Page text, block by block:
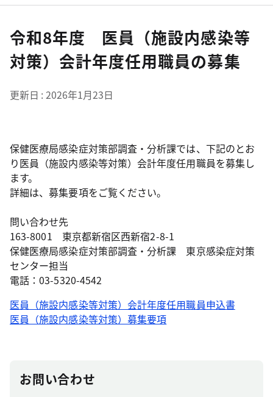
令和8年度 医員（施設内感染等
対策）会計年度任用職員の募集
更新日 2026年1月23日
保健医療局感染症対策部調査・分析課では、下記のとお
り医員（施設内感染等対策）会計年度任用職員を募集し
ます。
詳細は、募集要項をご覧ください。
問い合わせ先
163-8001 東京都新宿区西新宿2-8-1
保健医療局感染症対策部調査・分析課 東京感染症対策
センター担当
電話：03-5320-4542
医員（施設内感染等対策）会計年度任用職員申込書
医員（施設内感染等対策）募集要項
お問い合わせ